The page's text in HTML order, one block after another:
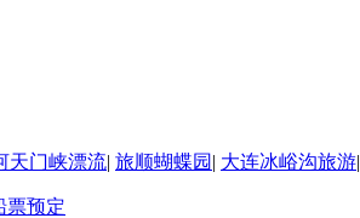
天门峡漂流| 旅顺蝴蝶园 | 大连冰峪沟旅游|
票预定